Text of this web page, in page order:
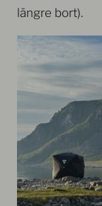
längre bort).